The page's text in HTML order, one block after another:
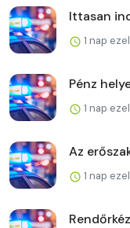
Ittasan
1 nap
Pénz
1 nap
Az
1 nap